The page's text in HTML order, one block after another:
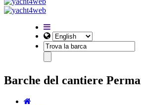
Barche del cantiere